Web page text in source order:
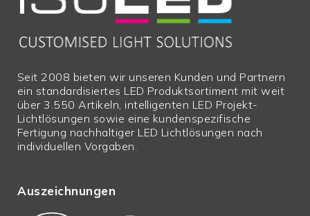
Seit 2008 bieten wir unseren Kunden und Partnern
ein standardisiertes LED Produktsortiment mit weit
über 3.550 Artikeln, intelligenten LED Projekt-
Lichtlösungen sowie eine kundenspezifische
Fertigung nachhaltiger LED Lichtlösungen nach
individuellen Vorgaben.
Auszeichnungen